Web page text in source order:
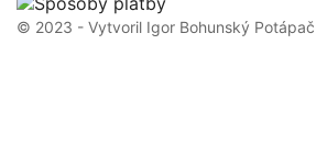
© 2023 - Vytvoril Igor Bohunský Potápač